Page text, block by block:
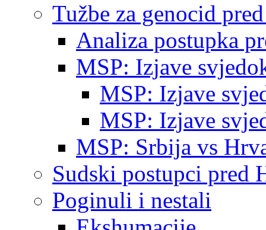
Tužbe za genocid
Analiza postupka
MSP: Izjave
MSP: Izjave
MSP: Izjave
MSP: Srbija vs
Sudski postupci pred
Poginuli i nestali